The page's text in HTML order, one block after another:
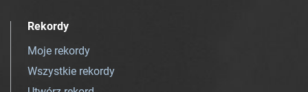
Rekordy
Moje rekordy
Wszystkie rekordy